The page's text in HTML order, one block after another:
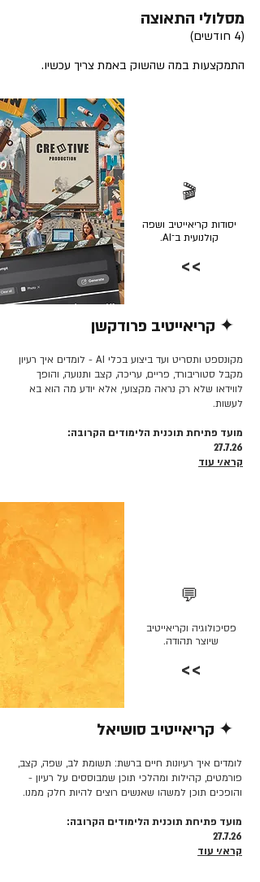
מסלולי התאוצה
(4 חודשים)
התמקצעות במה שהשוק באמת צריך עכשיו.
🎬
יסודות קריאייטיב ושפה
קולנועית ב־AI.
>>
✦ קריאייטיב פרודקשן
מקונספט ותסריט ועד ביצוע בכלי AI - לומדים איך רעיון
מקבל סטוריבורד, פריים, עריכה, קצב ותנועה, והופך
לווידאו שלא רק נראה מקצועי, אלא יודע מה הוא בא
לעשות.
מועד פתיחת תוכנית הלימודים הקרובה:
27.7.26
קרא/י עוד
💬
פסיכולוגיה וקריאייטיב
שיוצר תהודה.
>>
✦ קריאייטיב סושיאל
לומדים איך רעיונות חיים ברשת: תשומת לב, שפה, קצב,
פורמטים, קהילות ומהלכי תוכן שמבוססים על רעיון -
והופכים תוכן למשהו שאנשים רוצים להיות חלק ממנו.
מועד פתיחת תוכנית הלימודים הקרובה:
27.7.26
קרא/י עוד